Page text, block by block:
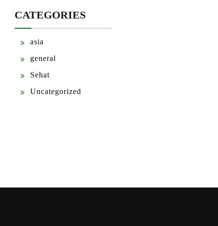
CATEGORIES
asia
general
Sehat
Uncategorized